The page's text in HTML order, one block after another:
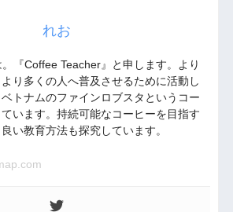
れお
『Coffee Teacher』と申します。より
り多くの人へ普及させるために活動し
トナムのファインロブスタというコー
います。持続可能なコーヒーを目指す
い教育方法も探究しています。